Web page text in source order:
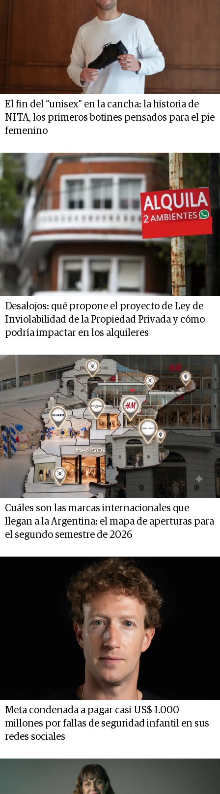
El fin del “unisex” en la cancha: la historia de
NITA, los primeros botines pensados para el pie
femenino
Desalojos: qué propone el proyecto de Ley de
Inviolabilidad de la Propiedad Privada y cómo
podría impactar en los alquileres
Cuáles son las marcas internacionales que
llegan a la Argentina: el mapa de aperturas para
el segundo semestre de 2026
Meta condenada a pagar casi US$ 1.000
millones por fallas de seguridad infantil en sus
redes sociales